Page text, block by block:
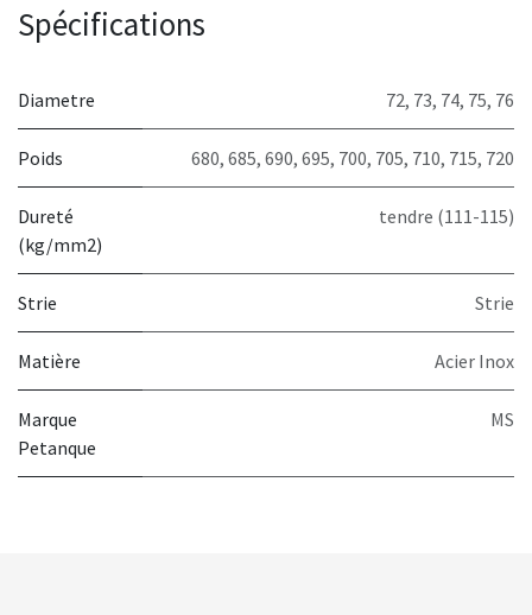
Spécifications
Diametre 72, 73, 74, 75, 76
Poids 680, 685, 690, 695, 700, 705, 710, 715, 720
Dureté
(kg/mm2)
tendre (111-115)
Strie Strie
Matière Acier Inox
Marque
Petanque
MS